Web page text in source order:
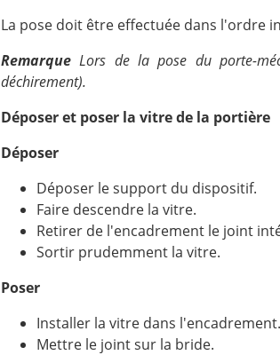
La pose doit être effectuée dans l'ordre
Remarque Lors de la pose du porte-
déchirement).
Déposer et poser la vitre de la portière
Déposer
Déposer le support du dispositif.
Faire descendre la vitre.
Retirer de l'encadrement le joint
Sortir prudemment la vitre.
Poser
Installer la vitre dans l'encadrement.
Mettre le joint sur la bride.